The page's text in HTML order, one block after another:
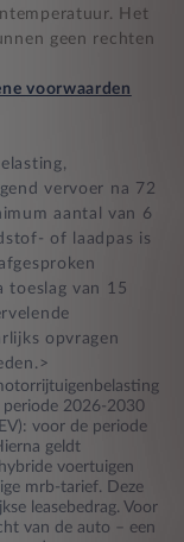
Het
geen rechten
voorwaarden
vervoer na 72
aantal van 6
of laadpas is
toeslag van 15
opvragen
periode 2026-2030
voor de periode
geldt
voertuigen
mrb-tarief. Deze
leasebedrag. Voor
van de auto – een